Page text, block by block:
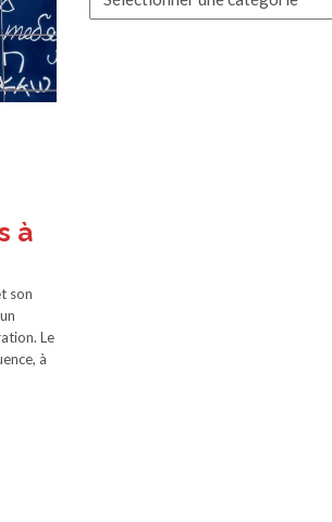
à
son
Le
à